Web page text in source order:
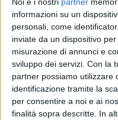
informazioni su un
personali, come
inviate da un dispositivo
misurazione di annunci e
sviluppo dei servizi. Con la
partner possiamo utilizzare
identificazione tramite la
per consentire a noi e ai
finalità sopra descritte. In